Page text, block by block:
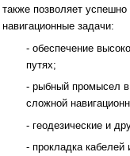
также позволяет
навигационные задачи:
- обеспечение
путях;
- рыбный промысел в
сложной
- геодезические и
- прокладка кабелей